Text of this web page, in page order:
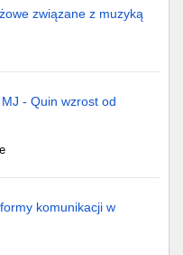
związane z muzyką
- Quin wzrost od
komunikacji w